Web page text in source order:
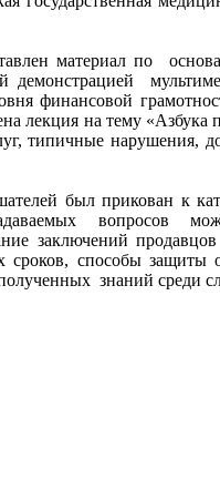
материал по
демонстрацией
финансовой
лекция на тему
типичные нарушения,
был прикован к
вопросов
заключений
сроков, способы защиты
знаний